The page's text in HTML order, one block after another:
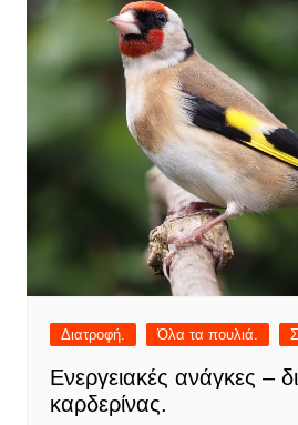
Διατροφή. Όλα τα πουλιά.
Ενεργειακές ανάγκες –
καρδερίνας.